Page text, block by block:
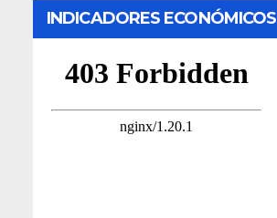
INDICADORES ECONÓMICOS